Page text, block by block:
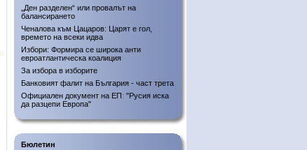
„Ден разделен“ или провалът на
балансирането
Ченалова към Цацаров: Царят е гол,
времето на всеки идва
Избори: Формира се широка анти
евроатлантическа коалиция
За избора в изборите
Банковият фалит на България - част трета
Официален документ на ЕП: "Русия иска
да разцепи Европа"
Бюлетин